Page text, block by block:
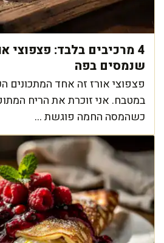
4 מרכיבים בלבד: פצפוצי
שנמסים בפה
פצפוצי אורז זה אחד המתכונים
במטבח. אני זוכרת את הריח
כשהמסה החמה פוגשת ...